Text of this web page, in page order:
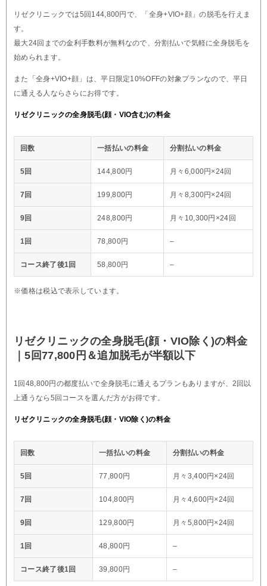
リゼクリニックでは5回144,800円で、「全身+VIO+顔」の脱毛を行えま
す。
最大24回までの金利手数料が無料なので、分割払いで気軽に全身脱毛を
始められます。
また「全身+VIO+顔」は、平日限定10%OFFの対象プランなので、平日
に通える人ならさらにお得です。
リゼクリニックの全身脱毛(顔・VIO含む)の料金
回数 一括払いの料金 分割払いの料金
5回 144,800円 月々6,000円×24回
7回 199,800円 月々8,300円×24回
9回 248,800円 月々10,300円×24回
1回 78,800円 –
コース終了後1回 58,800円 –
※価格は税込で表示しています。
リゼクリニックの全身脱毛(顔・VIO除く)の料金
｜5回77,800円＆追加脱毛が半額以下
1回48,800円の都度払いで全身脱毛に通えるプランもありますが、2回以
上通うなら5回コースを選んだ方がお得です。
リゼクリニックの全身脱毛(顔・VIO除く)の料金
回数 一括払いの料金 分割払いの料金
5回 77,800円 月々3,400円×24回
7回 104,800円 月々4,600円×24回
9回 129,800円 月々5,800円×24回
1回 48,800円 –
コース終了後1回 39,800円 –